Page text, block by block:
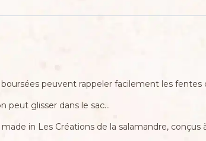
peuvent rappeler facilement les fentes
peut glisser dans le sac…
in Les Créations de la salamandre, conçus